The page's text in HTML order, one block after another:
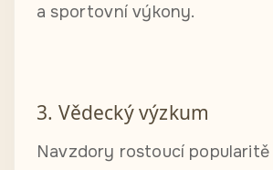
a sportovní výkony.
3. Vědecký výzkum
Navzdory rostoucí popularitě